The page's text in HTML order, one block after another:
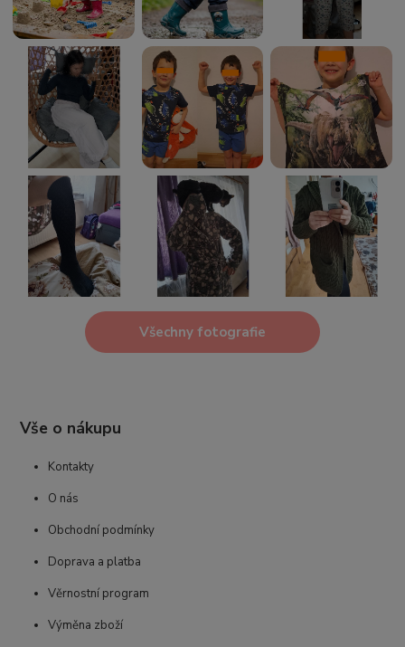
Všechny fotografie
Vše o nákupu
Kontakty
O nás
Obchodní podmínky
Doprava a platba
Věrnostní program
Výměna zboží